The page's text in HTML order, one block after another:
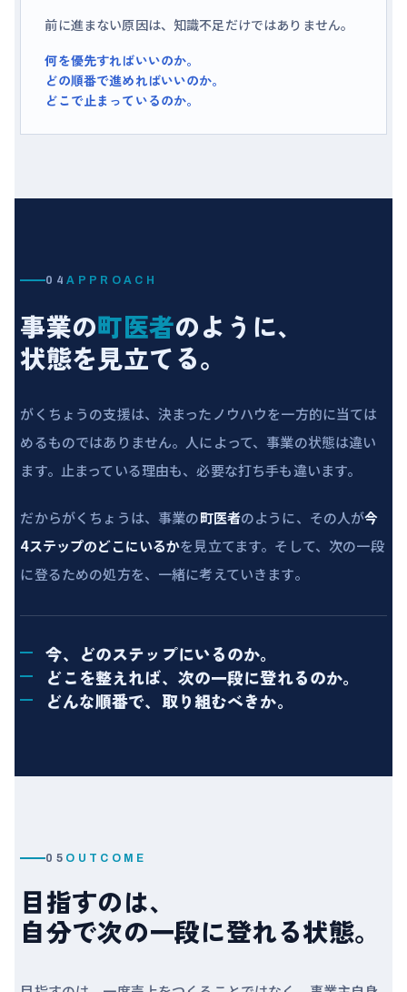
前に進まない原因は、知識不足だけではありません。
何を優先すればいいのか。
どの順番で進めればいいのか。
どこで止まっているのか。
04APPROACH
事業の町医者のように、
状態を見立てる。
がくちょうの支援は、決まったノウハウを一方的に当ては
めるものではありません。人によって、事業の状態は違い
ます。止まっている理由も、必要な打ち手も違います。
だからがくちょうは、事業の町医者のように、その人が今
4ステップのどこにいるかを見立てます。そして、次の一段
に登るための処方を、一緒に考えていきます。
今、どのステップにいるのか。
どこを整えれば、次の一段に登れるのか。
どんな順番で、取り組むべきか。
05 OUTCOME
目指すのは、
自分で次の一段に登れる状態。